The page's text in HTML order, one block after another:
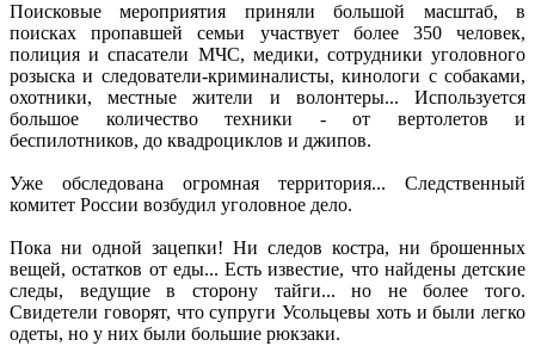
Поисковые мероприятия приняли большой масштаб, в
поисках пропавшей семьи участвует более 350 человек,
полиция и спасатели МЧС, медики, сотрудники уголовного
розыска и следователи-криминалисты, кинологи с собаками,
охотники, местные жители и волонтеры... Используется
большое количество техники - от вертолетов и
беспилотников, до квадроциклов и джипов.
Уже обследована огромная территория... Следственный
комитет России возбудил уголовное дело.
Пока ни одной зацепки! Ни следов костра, ни брошенных
вещей, остатков от еды... Есть известие, что найдены детские
следы, ведущие в сторону тайги... но не более того.
Свидетели говорят, что супруги Усольцевы хоть и были легко
одеты, но у них были большие рюкзаки.